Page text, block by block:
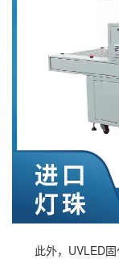
此外，UVLED固